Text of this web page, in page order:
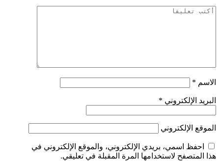
الاسم *
البريد الإلكتروني *
الموقع الإلكتروني
احفظ اسمي، بريدي الإلكتروني، والموقع الإلكتروني في
هذا المتصفح لاستخدامها المرة المقبلة في تعليقي.